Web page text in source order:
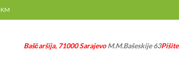
KM
Baščaršija, 71000 SarajevoM.M.Bašeskije 63